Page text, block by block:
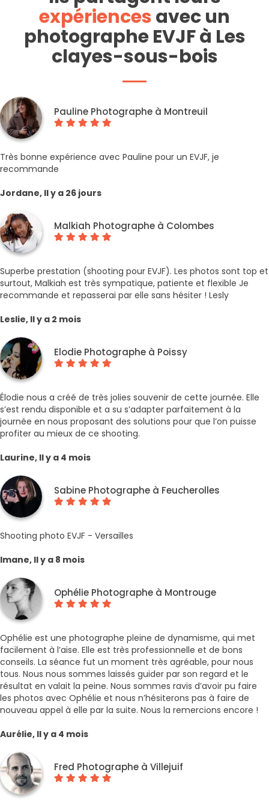
expériencesavec un
photographe EVJF à Les
clayes-sous-bois
Pauline Photographe à Montreuil
Très bonne expérience avec Pauline pour un EVJF, je
recommande
Jordane, Il y a 26 jours
Malkiah Photographe à Colombes
Superbe prestation (shooting pour EVJF). Les photos sont top et
surtout, Malkiah est très sympatique, patiente et flexible Je
recommande et repasserai par elle sans hésiter ! Lesly
Leslie, Il y a 2 mois
Elodie Photographe à Poissy
Élodie nous a créé de très jolies souvenir de cette journée. Elle
s’est rendu disponible et a su s’adapter parfaitement à la
journée en nous proposant des solutions pour que l’on puisse
profiter au mieux de ce shooting.
Laurine, Il y a 4 mois
Sabine Photographe à Feucherolles
Shooting photo EVJF - Versailles
Imane, Il y a 8 mois
Ophélie Photographe à Montrouge
Ophélie est une photographe pleine de dynamisme, qui met
facilement à l’aise. Elle est très professionnelle et de bons
conseils. La séance fut un moment très agréable, pour nous
tous. Nous nous sommes laissés guider par son regard et le
résultat en valait la peine. Nous sommes ravis d’avoir pu faire
les photos avec Ophélie et nous n’hésiterons pas à faire de
nouveau appel à elle par la suite. Nous la remercions encore !
Aurélie, Il y a 4 mois
Fred Photographe à Villejuif